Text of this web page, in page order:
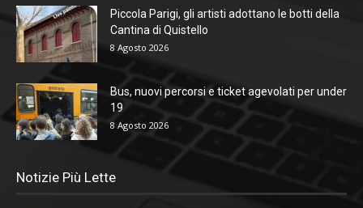
Piccola Parigi, gli artisti adottano le botti della
Cantina di Quistello
8 Agosto 2026
Bus, nuovi percorsi e ticket agevolati per under
19
8 Agosto 2026
Notizie Più Lette